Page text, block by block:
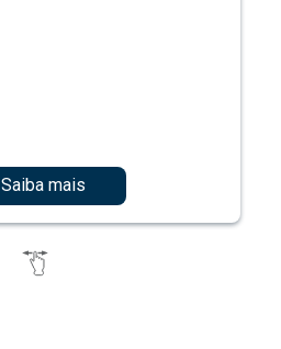
Saiba mais